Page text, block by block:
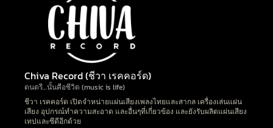
Chiva Record (ชีวา เรคคอร์ด)
ดนตรี…นั้นคือชีวิต (music is life)
ชีวา เรคคอร์ด เปิดจำหน่ายแผ่นเสียงเพลงไทยและสากล เครื่องเล่นแผ่น
เสียง อุปกรณ์ทำความสะอาด และอื่นๆที่เกี่ยวข้อง และยังรับผลิตแผ่นเสียง
เทปและซีดีอีกด้วย